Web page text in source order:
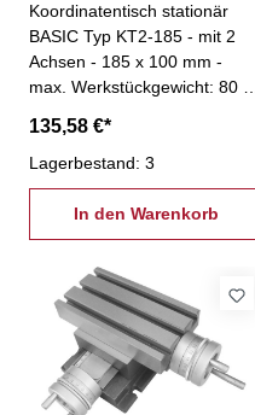
Koordinatentisch stationär
BASIC Typ KT2-185 - mit 2
Achsen - 185 x 100 mm -
max. Werkstückgewicht: 80 kg
135,58 €*
Lagerbestand: 3
In den Warenkorb